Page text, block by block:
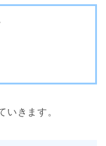
いきます。